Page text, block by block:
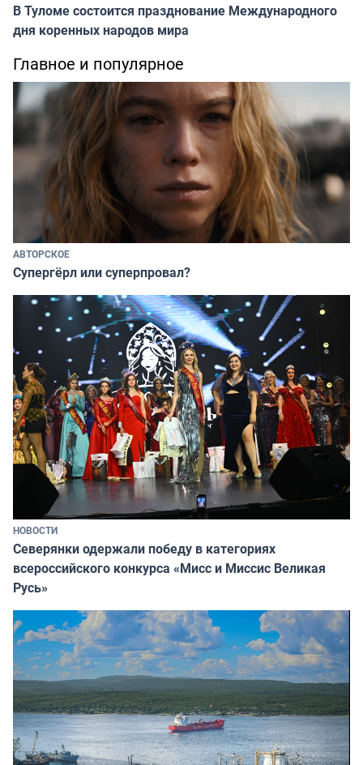
В Туломе состоится празднование Международного
дня коренных народов мира
Главное и популярное
АВТОРСКОЕ
Супергёрл или суперпровал?
НОВОСТИ
Северянки одержали победу в категориях
всероссийского конкурса «Мисс и Миссис Великая
Русь»